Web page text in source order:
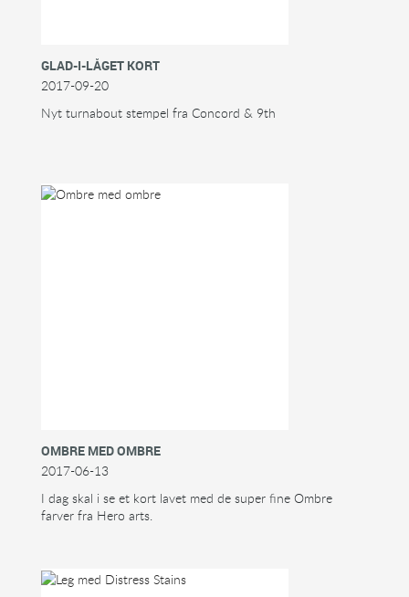
GLAD-I-LÅGET KORT
2017-09-20
Nyt turnabout stempel fra Concord & 9th
OMBRE MED OMBRE
2017-06-13
I dag skal i se et kort lavet med de super fine Ombre
farver fra Hero arts.